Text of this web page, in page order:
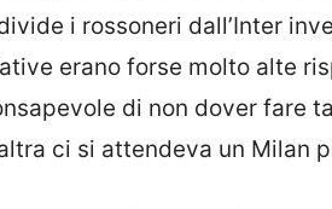
i rossoneri dall’Inter
erano forse molto alte
di non dover fare
ci si attendeva un Milan